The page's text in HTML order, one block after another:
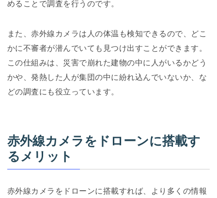
めることで調査を行うのです。
また、赤外線カメラは人の体温も検知できるので、どこ
かに不審者が潜んでいても見つけ出すことができます。
この仕組みは、災害で崩れた建物の中に人がいるかどう
かや、発熱した人が集団の中に紛れ込んでいないか、な
どの調査にも役立っています。
赤外線カメラをドローンに搭載す
るメリット
赤外線カメラをドローンに搭載すれば、より多くの情報